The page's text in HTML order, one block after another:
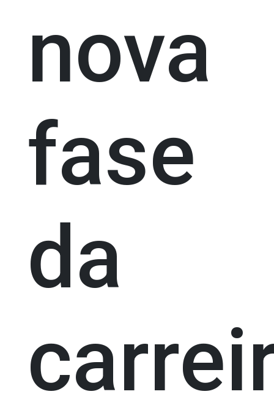
nova
fase
da